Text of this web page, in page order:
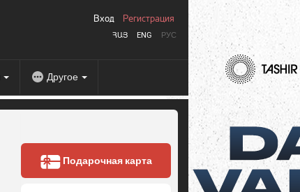
ՀԱՅ ENG РУС
Вход Регистрация
Другое
Подарочная карта